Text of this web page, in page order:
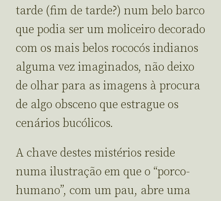
tarde (fim de tarde?) num belo barco
que podia ser um moliceiro decorado
com os mais belos rococós indianos
alguma vez imaginados, não deixo
de olhar para as imagens à procura
de algo obsceno que estrague os
cenários bucólicos.
A chave destes mistérios reside
numa ilustração em que o “porco-
humano”, com um pau, abre uma